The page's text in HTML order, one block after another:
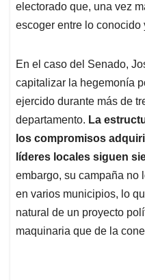
electorado que, una vez
escoger entre lo conocido
En el caso del Senado,
capitalizar la hegemonía
ejercido durante más de
departamento. La
los compromisos
líderes locales siguen
embargo, su campaña no
en varios municipios, lo
natural de un proyecto
maquinaria que de la